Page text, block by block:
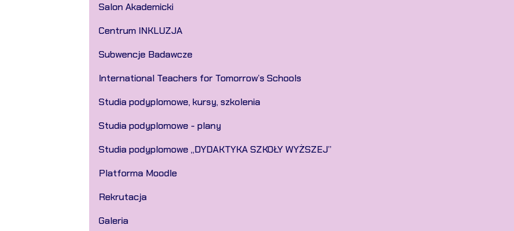
Salon Akademicki
Centrum INKLUZJA
Subwencje Badawcze
International Teachers for Tomorrow’s Schools
Studia podyplomowe, kursy, szkolenia
Studia podyplomowe - plany
Studia podyplomowe „DYDAKTYKA SZKOŁY WYŻSZEJ”
Platforma Moodle
Rekrutacja
Galeria